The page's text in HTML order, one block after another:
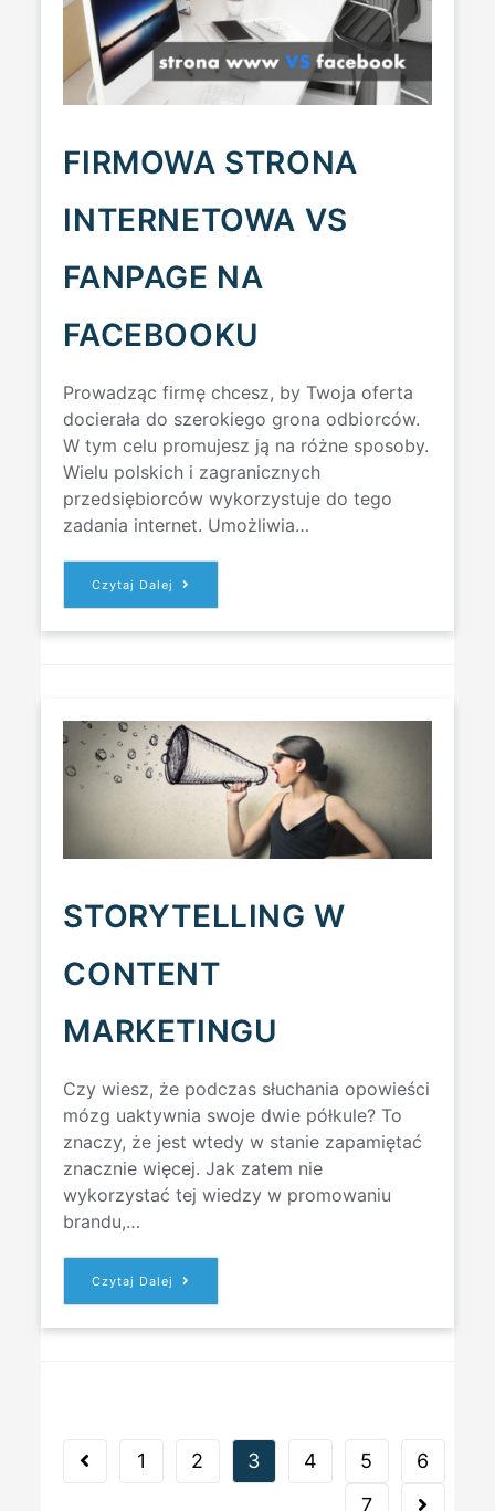
FIRMOWA STRONA
INTERNETOWA VS
FANPAGE NA
FACEBOOKU
Prowadząc firmę chcesz, by Twoja oferta
docierała do szerokiego grona odbiorców.
W tym celu promujesz ją na różne sposoby.
Wielu polskich i zagranicznych
przedsiębiorców wykorzystuje do tego
zadania internet. Umożliwia…
Czytaj Dalej
FIRMOWA
INTERNETOWA
VS
STORYTELLING W
CONTENT
MARKETINGU
Czy wiesz, że podczas słuchania opowieści
mózg uaktywnia swoje dwie półkule? To
znaczy, że jest wtedy w stanie zapamiętać
znacznie więcej. Jak zatem nie
wykorzystać tej wiedzy w promowaniu
brandu,…
Czytaj Dalej
STORYTELLING
CONTENT
MARKETINGU
Go to the previous page
1 2 3 4 5
6
7
Go to the